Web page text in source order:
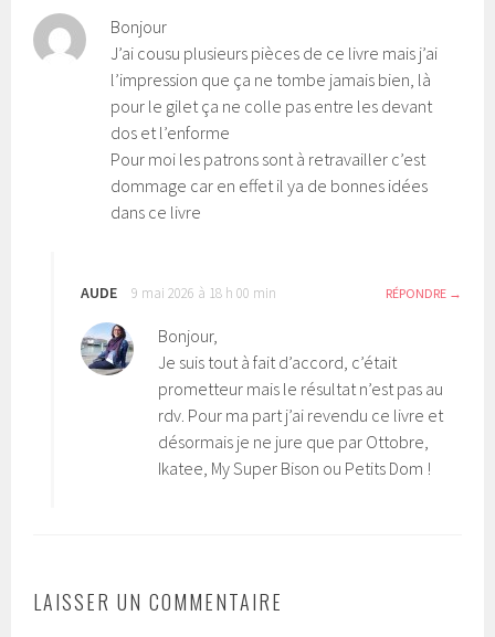
Bonjour
J’ai cousu plusieurs pièces de ce livre mais j’ai
l’impression que ça ne tombe jamais bien, là
pour le gilet ça ne colle pas entre les devant
dos et l’enforme
Pour moi les patrons sont à retravailler c’est
dommage car en effet il ya de bonnes idées
dans ce livre
AUDE 9 mai 2026 à 18 h 00 min RÉPONDRE
Bonjour,
Je suis tout à fait d’accord, c’était
prometteur mais le résultat n’est pas au
rdv. Pour ma part j’ai revendu ce livre et
désormais je ne jure que par Ottobre,
Ikatee, My Super Bison ou Petits Dom !
LAISSER UN COMMENTAIRE